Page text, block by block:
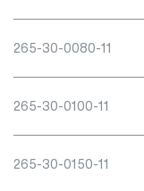
265-30-0080-11
265-30-0100-11
265-30-0150-11